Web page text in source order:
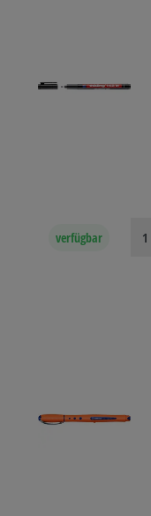
verfügbar